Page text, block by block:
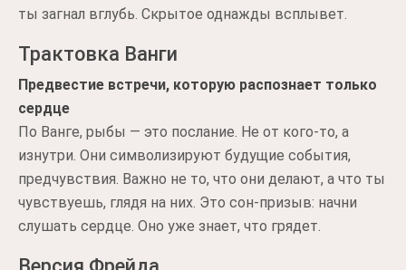
ты загнал вглубь. Скрытое однажды всплывет.
Трактовка Ванги
Предвестие встречи, которую распознает только
сердце
По Ванге, рыбы — это послание. Не от кого-то, а
изнутри. Они символизируют будущие события,
предчувствия. Важно не то, что они делают, а что ты
чувствуешь, глядя на них. Это сон-призыв: начни
слушать сердце. Оно уже знает, что грядет.